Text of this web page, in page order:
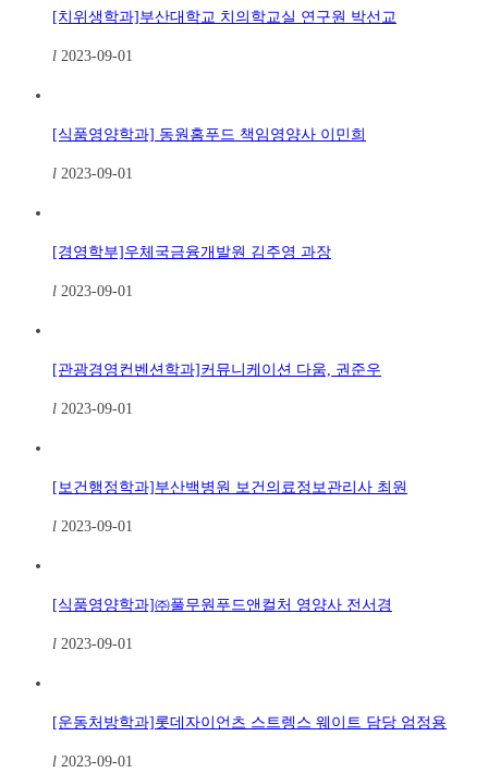
[치위생학과]부산대학교 치의학교실 연구원 박선교
l 2023-09-01
[식품영양학과] 동원홈푸드 책임영양사 이민희
l 2023-09-01
[경영학부]우체국금융개발원 김주영 과장
l 2023-09-01
[관광경영컨벤션학과]커뮤니케이션 다움, 권준우
l 2023-09-01
[보건행정학과]부산백병원 보건의료정보관리사 최원
l 2023-09-01
[식품영양학과]㈜풀무원푸드앤컬처 영양사 전서경
l 2023-09-01
[운동처방학과]롯데자이언츠 스트렝스 웨이트 담당 엄정용
l 2023-09-01